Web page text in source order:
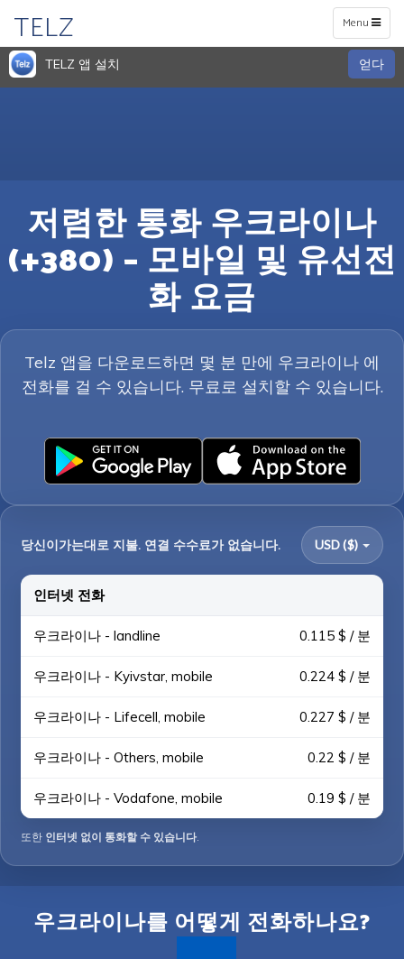
Toggle
navigation
Menu
TELZ
TELZ 앱 설치 얻다
저렴한 통화 우크라이나
(+380) – 모바일 및 유선전
화 요금
Telz 앱을 다운로드하면 몇 분 만에 우크라이나 에
전화를 걸 수 있습니다. 무료로 설치할 수 있습니다.
당신이가는대로 지불. 연결 수수료가 없습니다. USD ($)
인터넷 전화
우크라이나 - landline 0.115 $ / 분
우크라이나 - Kyivstar, mobile 0.224 $ / 분
우크라이나 - Lifecell, mobile 0.227 $ / 분
우크라이나 - Others, mobile 0.22 $ / 분
우크라이나 - Vodafone, mobile 0.19 $ / 분
또한 인터넷 없이 통화할 수 있습니다.
우크라이나를 어떻게 전화하나요?